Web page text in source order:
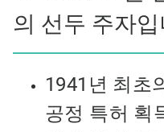
의 선두 주자
1941년 최초
공정 특허 획